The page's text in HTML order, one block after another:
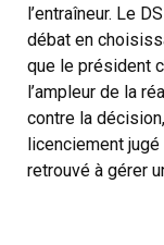
l’entraîneur. Le
débat en
que le président
l’ampleur de la
contre la
licenciement
retrouvé à gérer